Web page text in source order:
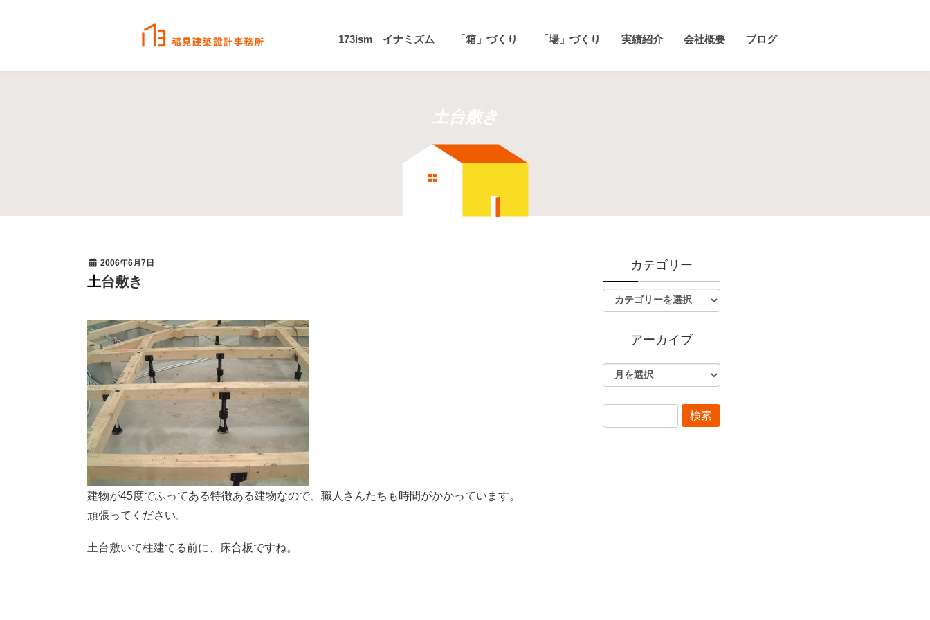
173ism イナミズム 「箱」づくり 「場」づくり 実績紹介 会社概要 ブログ
土台敷き
2006年6月7日
土台敷き
建物が45度でふってある特徴ある建物なので、職人さんたちも時間がかかっています。
頑張ってください。
土台敷いて柱建てる前に、床合板ですね。
カテゴリー
アーカイブ